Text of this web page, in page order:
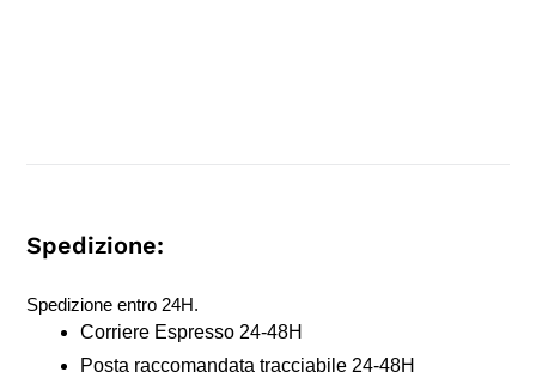
Spedizione:
Spedizione entro 24H.
Corriere Espresso 24-48H
Posta raccomandata tracciabile 24-48H